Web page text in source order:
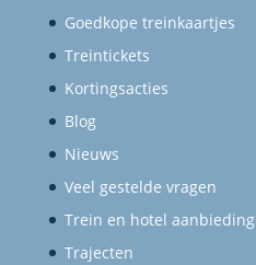
Goedkope treinkaartjes
Treintickets
Kortingsacties
Blog
Nieuws
Veel gestelde vragen
Trein en hotel aanbieding
Trajecten